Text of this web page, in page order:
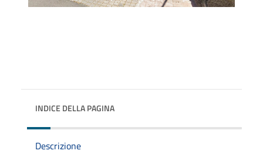
INDICE DELLA PAGINA
Descrizione